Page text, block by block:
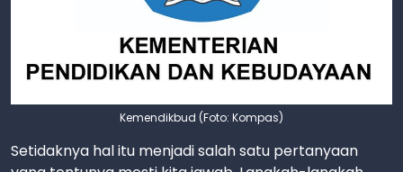
Kemendikbud (Foto: Kompas)
Setidaknya hal itu menjadi salah satu pertanyaan